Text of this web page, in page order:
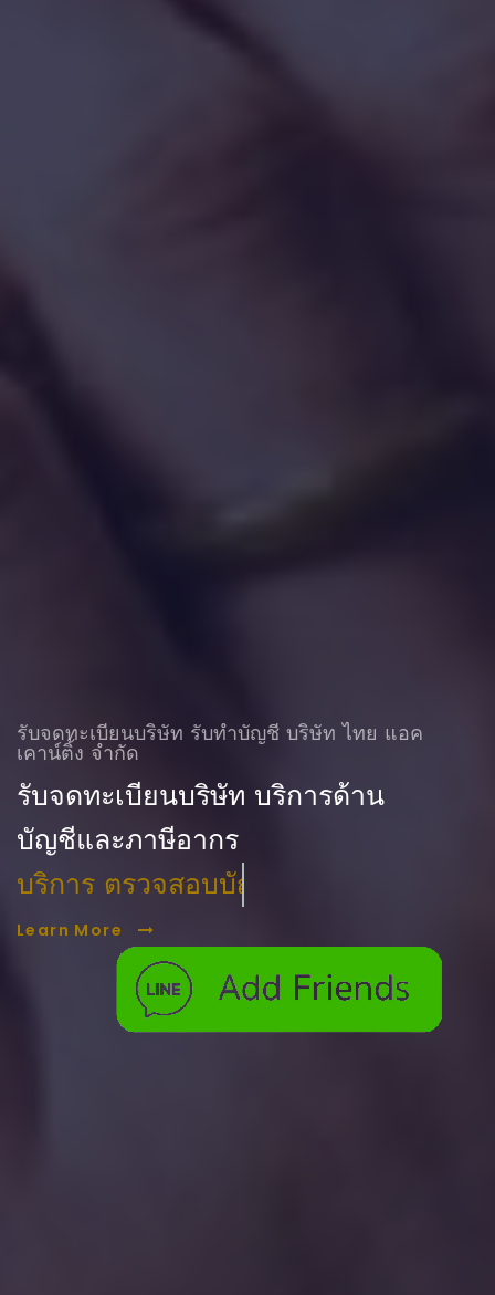
รับจดทะเบียนบริษัท รับทําบัญชี บริษัท ไทย แอค
เคาน์ติ้ง จำกัด
รับจดทะเบียนบริษัท บริการด้าน
บัญชีและภาษีอากร
บริการ ตรวจสอบบัญชี
Learn More